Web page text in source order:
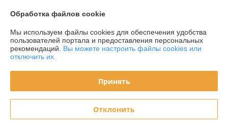
Владимир
Хорошо
Сделка подтверждена через корзину
Плохо
Сделал заказ,ждал 5 дней,по итогу заказ отменён! Не советую
Обработка файлов cookie
Мы используем файлы cookies для обеспечения удобства
пользователей портала и предоставления персональных
рекомендаций. Вы можете настроить файлы cookies или
отключить их.
Принять
Отклонить